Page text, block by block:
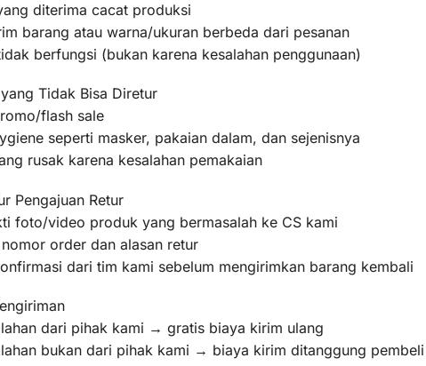
diterima cacat produksi
barang atau warna/ukuran berbeda dari pesanan
berfungsi (bukan karena kesalahan penggunaan)
Tidak Bisa Diretur
flash sale
seperti masker, pakaian dalam, dan sejenisnya
rusak karena kesalahan pemakaian
Pengajuan Retur
foto/video produk yang bermasalah ke CS kami
order dan alasan retur
dari tim kami sebelum mengirimkan barang kembali
dari pihak kami → gratis biaya kirim ulang
bukan dari pihak kami → biaya kirim ditanggung pembeli